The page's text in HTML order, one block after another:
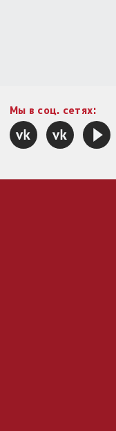
Мы в соц. сетях: